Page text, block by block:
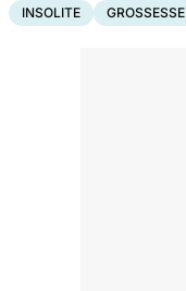
INSOLITE GROSSESSE